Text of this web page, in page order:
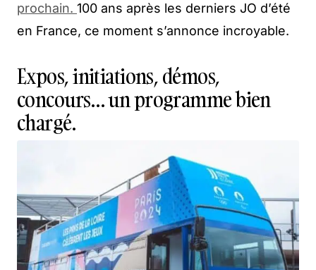
prochain. 100 ans après les derniers JO d’été
en France, ce moment s’annonce incroyable.
Expos, initiations, démos,
concours… un programme bien
chargé.